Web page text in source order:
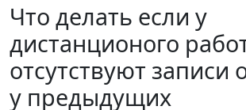
Что делать если у
дистанционого
отсутствуют записи
у предыдущих